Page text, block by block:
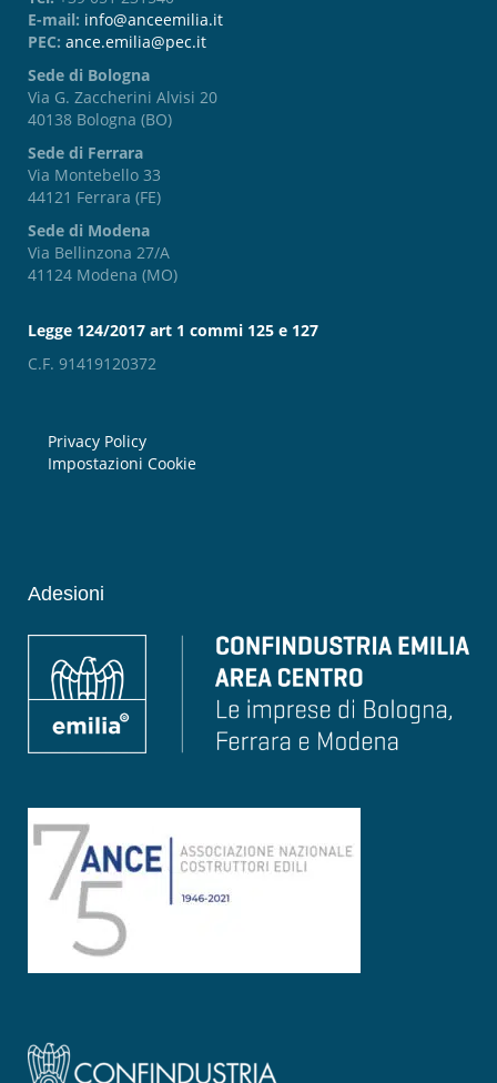
E-mail: info@anceemilia.it
PEC: ance.emilia@pec.it
Sede di Bologna
Via G. Zaccherini Alvisi 20
40138 Bologna (BO)
Sede di Ferrara
Via Montebello 33
44121 Ferrara (FE)
Sede di Modena
Via Bellinzona 27/A
41124 Modena (MO)
Legge 124/2017 art 1 commi 125 e 127
C.F. 91419120372
Privacy Policy
Impostazioni Cookie
Adesioni